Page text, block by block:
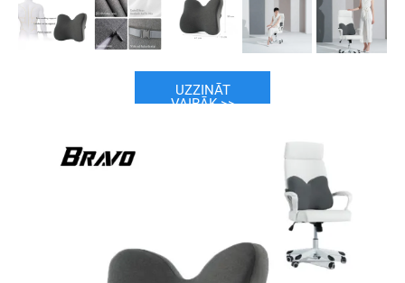
UZZINĀT
VAIRĀK >>